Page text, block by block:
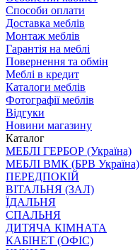
Способи оплати
Доставка меблів
Монтаж меблів
Гарантія на меблі
Повернення та обмін
Меблі в кредит
Каталоги меблів
Фотографії меблів
Відгуки
Новини магазину
Каталог
МЕБЛІ ГЕРБОР (Україна)
МЕБЛІ ВМК (БРВ Україна)
ПЕРЕДПОКІЙ
ВІТАЛЬНЯ (ЗАЛ)
ЇДАЛЬНЯ
СПАЛЬНЯ
ДИТЯЧА КІМНАТА
КАБІНЕТ (ОФІС)